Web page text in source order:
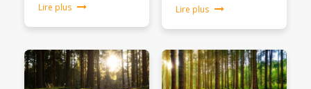
Lire plus
Lire plus